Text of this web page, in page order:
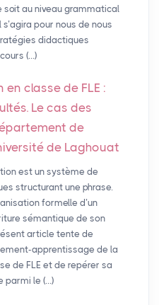
soit au niveau grammatical
pour nous de nous
didactiques
(…)
en classe de FLE :
Le cas des
de
de Laghouat
est un système de
structurant une phrase.
formelle d’un
sémantique de son
article tente de
apprentissage de la
de FLE et de repérer sa
parmi le (…)